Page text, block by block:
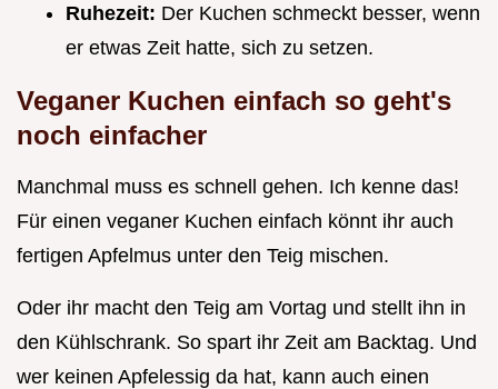
Ruhezeit: Der Kuchen schmeckt besser, wenn
er etwas Zeit hatte, sich zu setzen.
Veganer Kuchen einfach so geht's
noch einfacher
Manchmal muss es schnell gehen. Ich kenne das!
Für einen veganer Kuchen einfach könnt ihr auch
fertigen Apfelmus unter den Teig mischen.
Oder ihr macht den Teig am Vortag und stellt ihn in
den Kühlschrank. So spart ihr Zeit am Backtag. Und
wer keinen Apfelessig da hat, kann auch einen